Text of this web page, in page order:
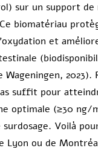
sur un support de
biomatériau
et
Wageningen, 2023).
suffit pour
optimale (≥30 ng/
surdosage. Voilà
Lyon ou de